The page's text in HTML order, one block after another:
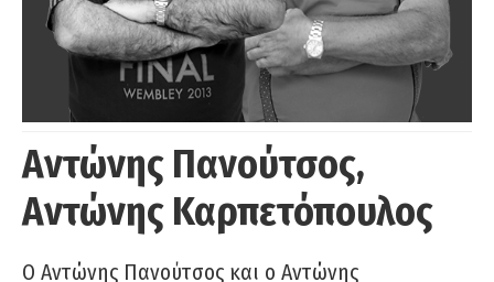
Αντώνης Πανούτσος,
Αντώνης Καρπετόπουλος
Ο Αντώνης Πανούτσος και ο Αντώνης